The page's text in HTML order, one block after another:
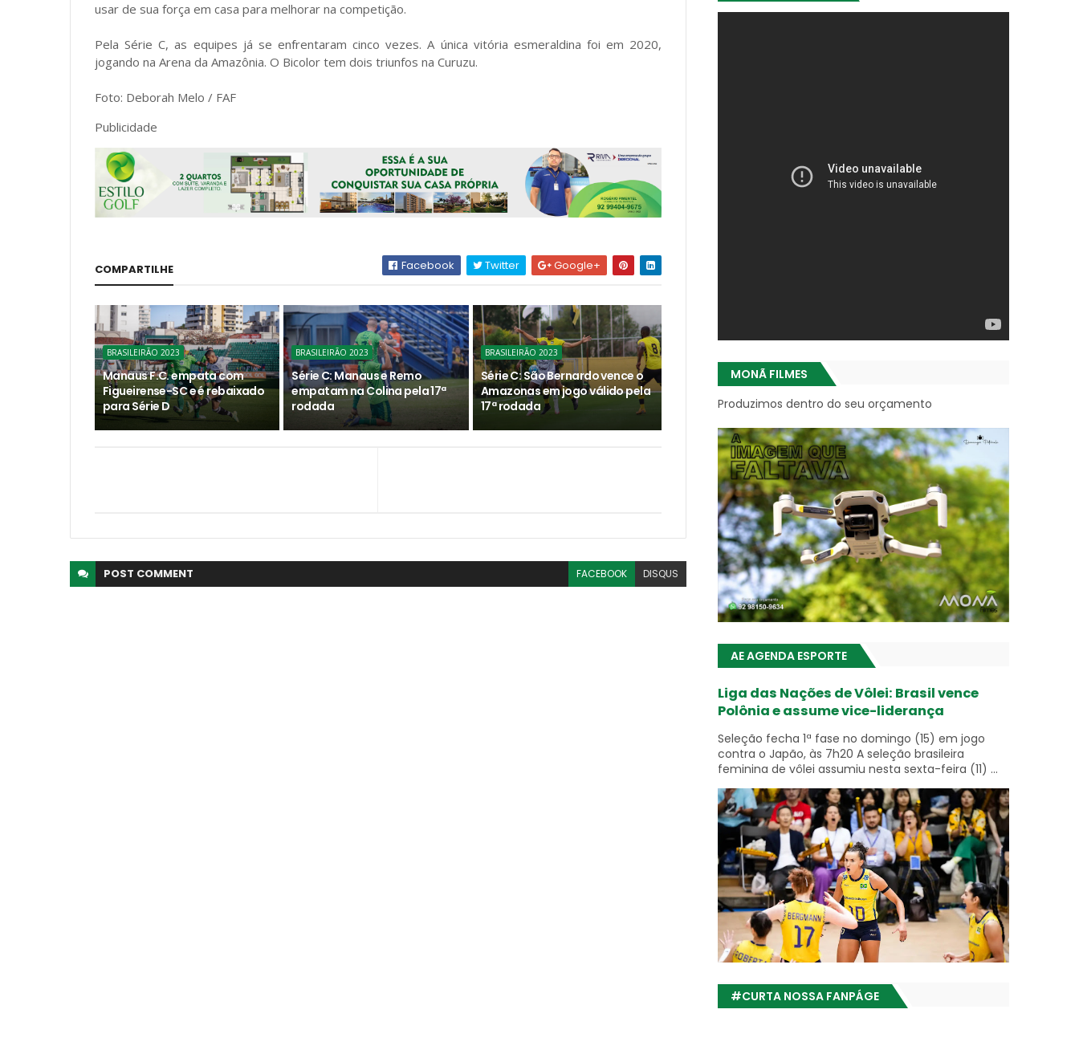
usar de sua força em casa para melhorar na competição.
Pela Série C, as equipes já se enfrentaram cinco vezes. A única vitória esmeraldina foi em 2020,
jogando na Arena da Amazônia. O Bicolor tem dois triunfos na Curuzu.
Foto: Deborah Melo / FAF
Publicidade
COMPARTILHE Facebook Twitter Google+
BRASILEIRÃO 2023
Manaus F.C. empata com
Figueirense-SC e é rebaixado
para Série D
BRASILEIRÃO 2023
Série C: Manaus e Remo
empatam na Colina pela 17ª
rodada
BRASILEIRÃO 2023
Série C: São Bernardo vence o
Amazonas em jogo válido pela
17ª rodada
POST COMMENT FACEBOOK DISQUS
MONÃ FILMES
Produzimos dentro do seu orçamento
AE AGENDA ESPORTE
Liga das Nações de Vôlei: Brasil vence
Polônia e assume vice-liderança
Seleção fecha 1ª fase no domingo (15) em jogo
contra o Japão, às 7h20 A seleção brasileira
feminina de vôlei assumiu nesta sexta-feira (11) ...
#CURTA NOSSA FANPÁGE